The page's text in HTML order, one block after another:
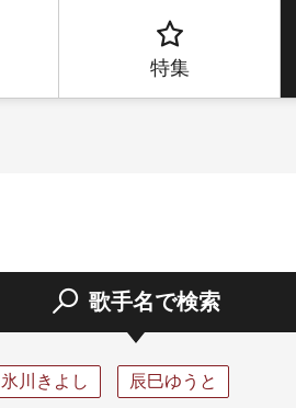
特集
歌手名で検索
氷川きよし 辰巳ゆうと